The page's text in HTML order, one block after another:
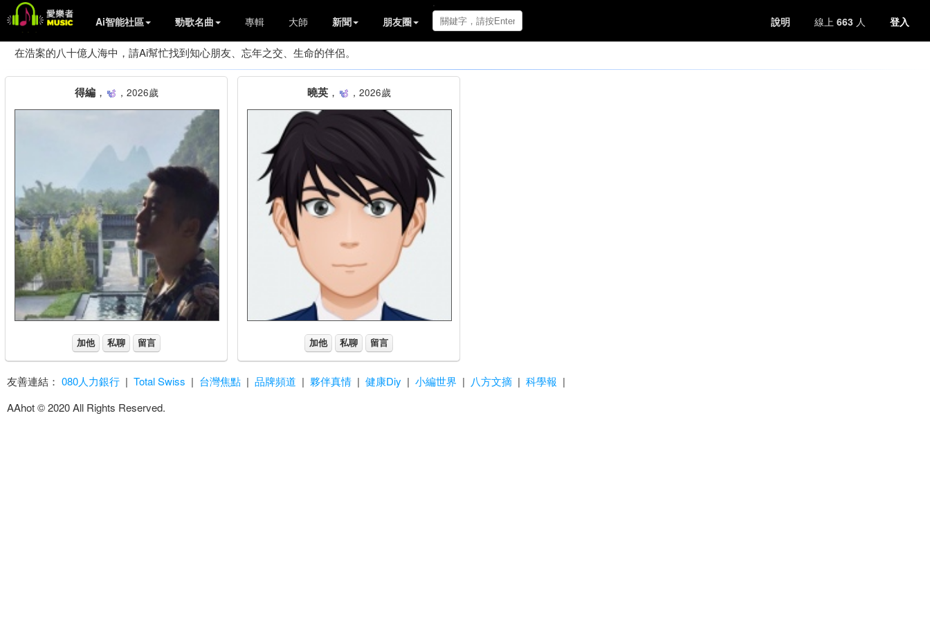
Ai智能社區 勁歌名曲 專輯 大師 新聞 朋友圈
說明
線上 663 人 登入
交友會員
在浩案的八十億人海中，請Ai幫忙找到知心朋友、忘年之交、生命的伴侶。
得編， ，2026歲
加他 私聊 留言
曉英， ，2026歲
加他 私聊 留言
友善連結： 080人力銀行 | Total Swiss | 台灣焦點 | 品牌頻道 | 夥伴真情 | 健康Diy | 小編世界 | 八方文摘 | 科學報 |
AAhot © 2020 All Rights Reserved.